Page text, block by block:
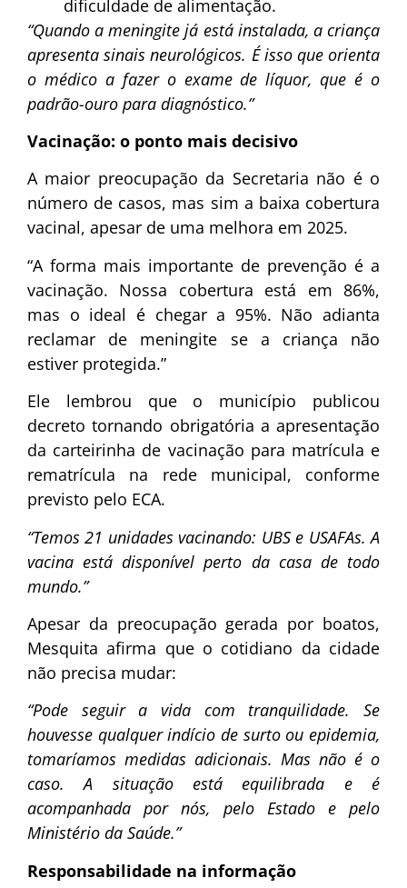
dificuldade de alimentação.
“Quando a meningite já está instalada, a criança
apresenta sinais neurológicos. É isso que orienta
o médico a fazer o exame de líquor, que é o
padrão-ouro para diagnóstico.”
Vacinação: o ponto mais decisivo
A maior preocupação da Secretaria não é o
número de casos, mas sim a baixa cobertura
vacinal, apesar de uma melhora em 2025.
“A forma mais importante de prevenção é a
vacinação. Nossa cobertura está em 86%,
mas o ideal é chegar a 95%. Não adianta
reclamar de meningite se a criança não
estiver protegida.”
Ele lembrou que o município publicou
decreto tornando obrigatória a apresentação
da carteirinha de vacinação para matrícula e
rematrícula na rede municipal, conforme
previsto pelo ECA.
“Temos 21 unidades vacinando: UBS e USAFAs. A
vacina está disponível perto da casa de todo
mundo.”
Apesar da preocupação gerada por boatos,
Mesquita afirma que o cotidiano da cidade
não precisa mudar:
“Pode seguir a vida com tranquilidade. Se
houvesse qualquer indício de surto ou epidemia,
tomaríamos medidas adicionais. Mas não é o
caso. A situação está equilibrada e é
acompanhada por nós, pelo Estado e pelo
Ministério da Saúde.”
Responsabilidade na informação